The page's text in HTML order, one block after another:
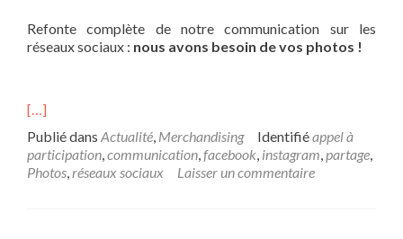
Refonte complète de notre communication sur les
réseaux sociaux : nous avons besoin de vos photos !
[…]
Publié dans Actualité, Merchandising Identifiéappel à
participation,communication,facebook, instagram,partage,
Photos,réseaux sociaux Laisser un commentaire